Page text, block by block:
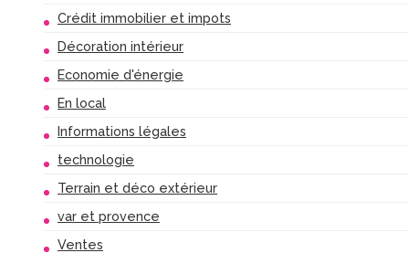
Crédit immobilier et impots
Décoration intérieur
Economie d'énergie
En local
Informations légales
technologie
Terrain et déco extérieur
var et provence
Ventes